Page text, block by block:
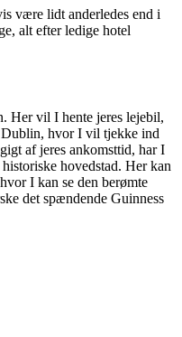
være lidt anderledes end i
alt efter ledige hotel
Her vil I hente jeres lejebil,
Dublin, hvor I vil tjekke ind
af jeres ankomsttid, har I
hovedstad. Her kan
I kan se den berømte
det spændende Guinness